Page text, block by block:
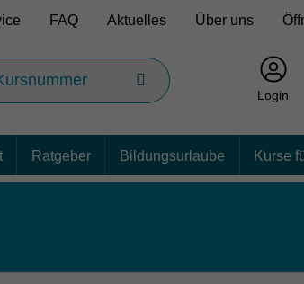
FAQ Aktuelles Über uns
Login
Ratgeber Bildungsurlaube Kurse